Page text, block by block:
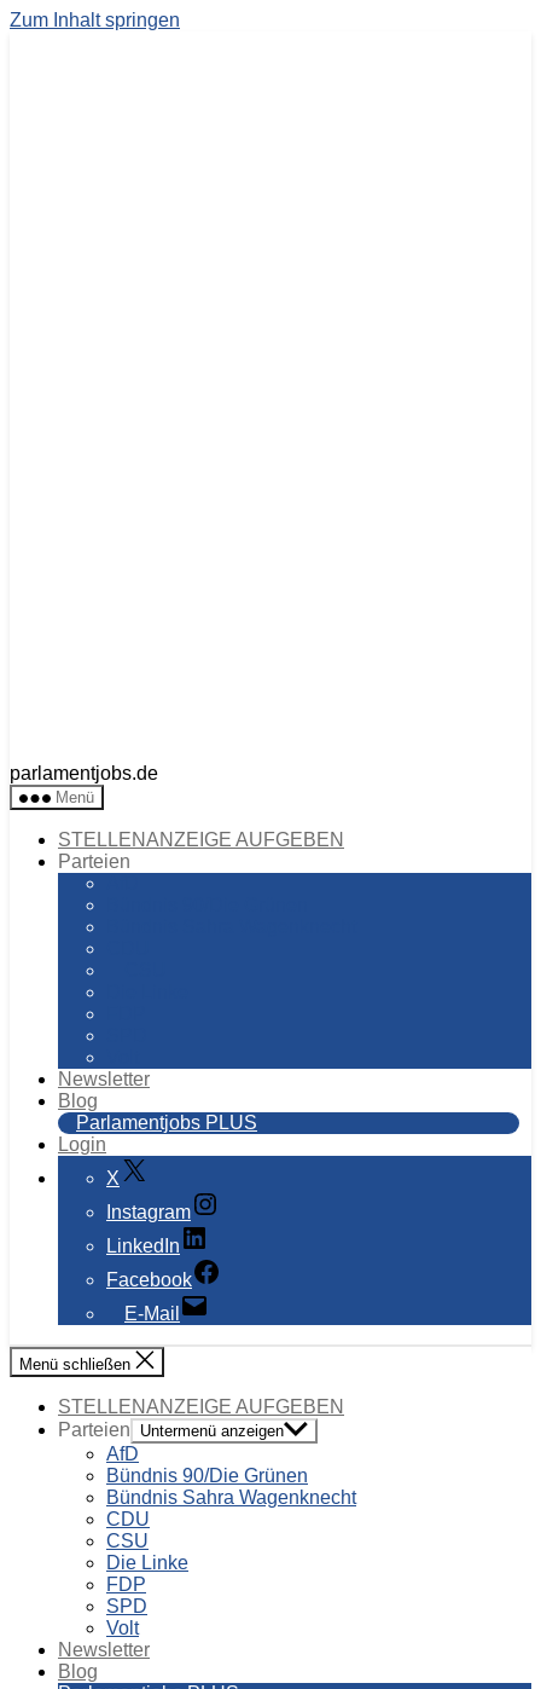
Zum Inhalt springen
parlamentjobs.de
Menü
STELLENANZEIGE AUFGEBEN
Parteien
Newsletter
Blog
Parlamentjobs PLUS
Login
X
Instagram
LinkedIn
Facebook
E-Mail
Menü schließen
STELLENANZEIGE AUFGEBEN
Parteien
Untermenü anzeigen
AfD
Bündnis 90/Die Grünen
Bündnis Sahra Wagenknecht
CDU
CSU
Die Linke
FDP
SPD
Volt
Newsletter
Blog